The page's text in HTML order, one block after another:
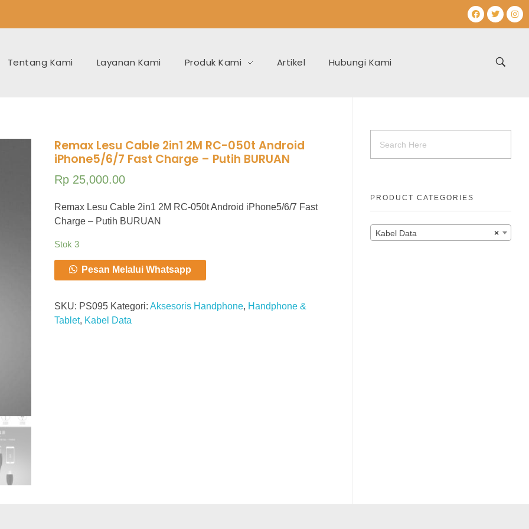
Tentang Kami Layanan Kami Produk Kami Artikel Hubungi Kami
Remax Lesu Cable 2in1 2M RC-050t Android
iPhone5/6/7 Fast Charge – Putih BURUAN
Rp25,000.00
Remax Lesu Cable 2in1 2M RC-050t Android iPhone5/6/7 Fast
Charge – Putih BURUAN
Stok 3
Pesan Melalui Whatsapp
SKU: PS095 Kategori: Aksesoris Handphone, Handphone &
Tablet, Kabel Data
PRODUCT CATEGORIES
×
Kabel Data